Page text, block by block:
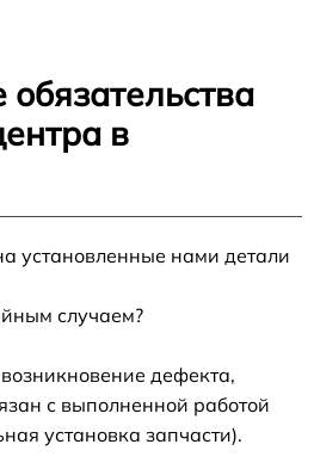
в
установленные нами детали
случаем?
дефекта,
с выполненной работой
установка запчасти).